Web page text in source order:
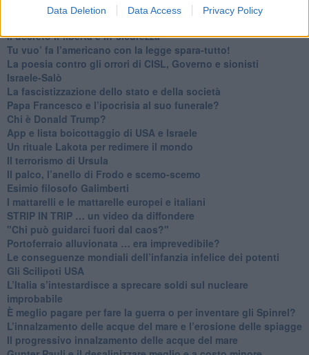
Data Deletion Data Access Privacy Policy
​Finale di partita?
Il decreto il-libertà e in-sicurezza
Tu vuo’ fa l’americano con la legge spara-tutto!
La poesia contro gli orrori di CISL, Governo e sionisti
Israele-Salò
​La fascistizzazione dello stato e della società
Papa Francesco e l’ipocrisia al suo funerale?
​Chi è Donald Trump?
App e lista boicottaggio di USA e Israele
​Un rituale Lakota per redimere il mondo
Il terrorismo di Ursula
​Il palco, l’anello di Frodo e scemo-scemo
Esimio filosofo Galimberti
​I mattarelli e le mattarelle europei e italiani
​STRIP IN TRIP … un video da diffondere
"Chi può guidarci fuori dal caos?"
​Portoferraio alluvionata … era imprevedibile?
Le conseguenze mondiali dell’infanzia infelice dei potenti
​Gli Scilipoti USA
L’Italia s’intestardisce a sprecare soldi sul nucleare
improbabile
È meglio pagare per fare la guerra o per inventare gli Spinrel?
​L’innalzamento delle acque del mare e l’erosione delle spiagge
​Il progressivo innalzamento delle acque del mare